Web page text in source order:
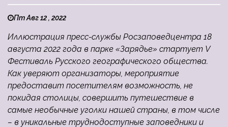
Пт Авг 12 , 2022
Иллюстрация пресс-службы Росзаповедцентра 18
августа 2022 года в парке «Зарядье» стартует V
Фестиваль Русского географического общества.
Как уверяют организаторы, мероприятие
предоставит посетителям возможность, не
покидая столицы, совершить путешествие в
самые необычные уголки нашей страны, в том числе
– в уникальные труднодоступные заповедники и